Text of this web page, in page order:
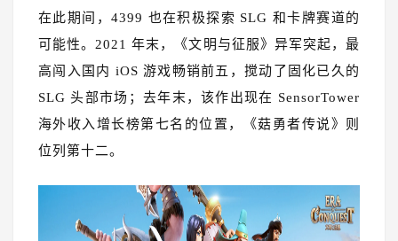
在此期间，4399 也在积极探索 SLG 和卡牌赛道的
可能性。2021 年末，《文明与征服》异军突起，最
高闯入国内 iOS 游戏畅销前五，搅动了固化已久的
SLG 头部市场；去年末，该作出现在 SensorTower
海外收入增长榜第七名的位置，《菇勇者传说》则
位列第十二。